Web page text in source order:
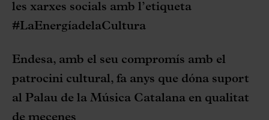
les xarxes socials amb l’etiqueta
#LaEnergíadelaCultura
Endesa, amb el seu compromís amb el
patrocini cultural, fa anys que dóna suport
al Palau de la Música Catalana en qualitat
de mecenes